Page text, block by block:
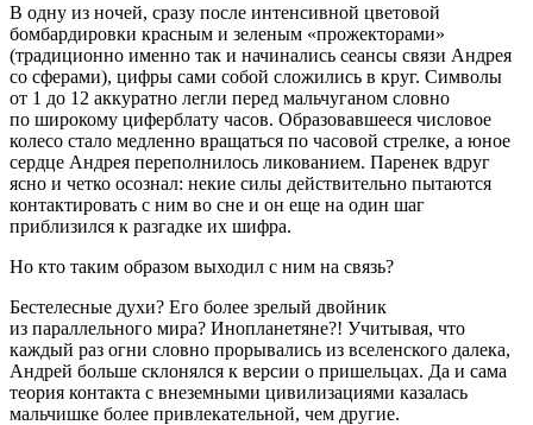
В одну из ночей, сразу после интенсивной цветовой
бомбардировки красным и зеленым «прожекторами»
(традиционно именно так и начинались сеансы связи Андрея
со сферами), цифры сами собой сложились в круг. Символы
от 1 до 12 аккуратно легли перед мальчуганом словно
по широкому циферблату часов. Образовавшееся числовое
колесо стало медленно вращаться по часовой стрелке, а юное
сердце Андрея переполнилось ликованием. Паренек вдруг
ясно и четко осознал: некие силы действительно пытаются
контактировать с ним во сне и он еще на один шаг
приблизился к разгадке их шифра.
Но кто таким образом выходил с ним на связь?
Бестелесные духи? Его более зрелый двойник
из параллельного мира? Инопланетяне?! Учитывая, что
каждый раз огни словно прорывались из вселенского далека,
Андрей больше склонялся к версии о пришельцах. Да и сама
теория контакта с внеземными цивилизациями казалась
мальчишке более привлекательной, чем другие.